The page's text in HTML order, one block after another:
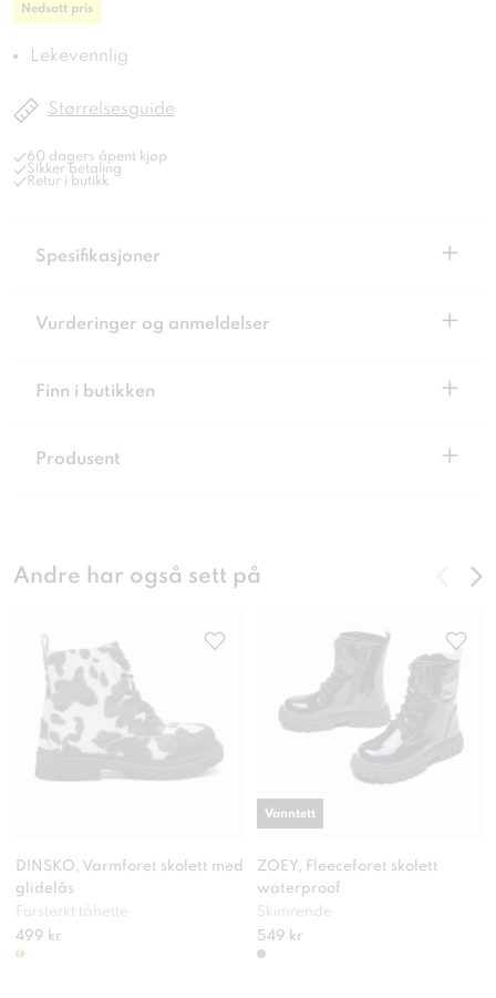
Nedsatt pris
Lekevennlig
Størrelsesguide
60 dagers åpent kjøp
Sikker betaling
Retur i butikk
Spesifikasjoner +
Vurderinger og anmeldelser +
Finn i butikken +
Produsent +
Andre har også sett på
DINSKO, Varmforet skolett med
glidelås
Forsterkt tåhette
499 kr
ZOEY, Fleeceforet skolett
waterproof
Skimrende
549 kr
Vanntett